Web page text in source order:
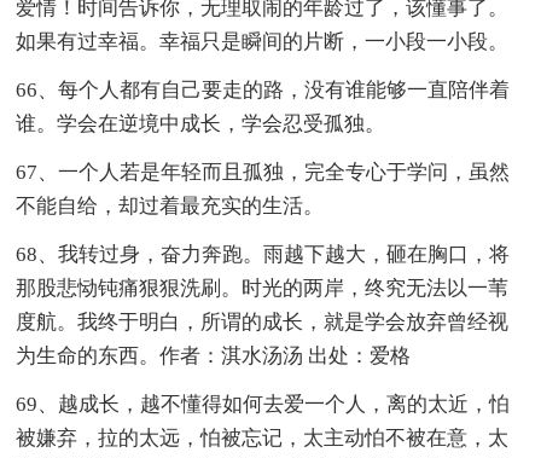
爱情！时间告诉你，无理取闹的年龄过了，该懂事了。
如果有过幸福。幸福只是瞬间的片断，一小段一小段。
66、每个人都有自己要走的路，没有谁能够一直陪伴着
谁。学会在逆境中成长，学会忍受孤独。
67、一个人若是年轻而且孤独，完全专心于学问，虽然
不能自给，却过着最充实的生活。
68、我转过身，奋力奔跑。雨越下越大，砸在胸口，将
那股悲恸钝痛狠狠洗刷。时光的两岸，终究无法以一苇
度航。我终于明白，所谓的成长，就是学会放弃曾经视
为生命的东西。作者：淇水汤汤 出处：爱格
69、越成长，越不懂得如何去爱一个人，离的太近，怕
被嫌弃，拉的太远，怕被忘记，太主动怕不被在意，太